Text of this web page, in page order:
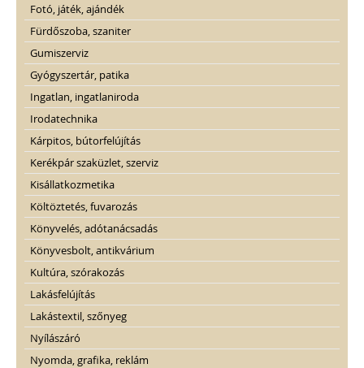
Fotó, játék, ajándék
Fürdőszoba, szaniter
Gumiszerviz
Gyógyszertár, patika
Ingatlan, ingatlaniroda
Irodatechnika
Kárpitos, bútorfelújítás
Kerékpár szaküzlet, szerviz
Kisállatkozmetika
Költöztetés, fuvarozás
Könyvelés, adótanácsadás
Könyvesbolt, antikvárium
Kultúra, szórakozás
Lakásfelújítás
Lakástextil, szőnyeg
Nyílászáró
Nyomda, grafika, reklám